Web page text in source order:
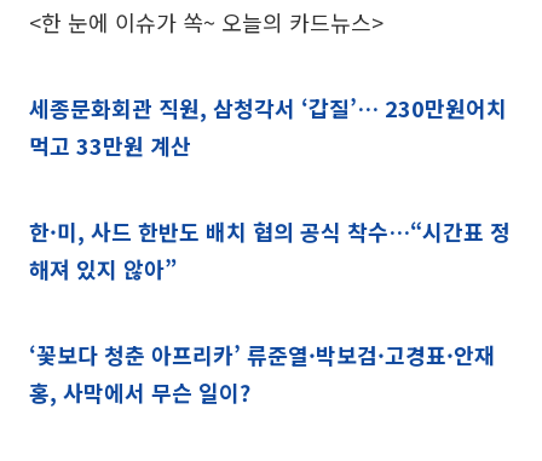
<한 눈에 이슈가 쏙~ 오늘의 카드뉴스>
세종문화회관 직원, 삼청각서 ‘갑질’… 230만원어치
먹고 33만원 계산
한·미, 사드 한반도 배치 협의 공식 착수…“시간표 정
해져 있지 않아”
‘꽃보다 청춘 아프리카’ 류준열·박보검·고경표·안재
홍, 사막에서 무슨 일이?